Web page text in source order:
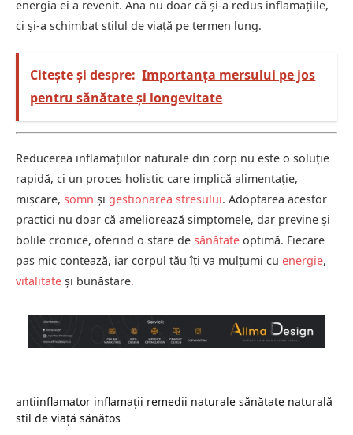
energia ei a revenit. Ana nu doar că și-a redus inflamațiile,
ci și-a schimbat stilul de viață pe termen lung.
Citește și despre: Importanța mersului pe jos
pentru sănătate și longevitate
Reducerea inflamațiilor naturale din corp nu este o soluție
rapidă, ci un proces holistic care implică alimentație,
mișcare, somn și gestionarea stresului. Adoptarea acestor
practici nu doar că ameliorează simptomele, dar previne și
bolile cronice, oferind o stare de sănătate optimă. Fiecare
pas mic contează, iar corpul tău îți va mulțumi cu energie,
vitalitate și bunăstare.
antiinflamator inflamații remedii naturale sănătate naturală
stil de viață sănătos